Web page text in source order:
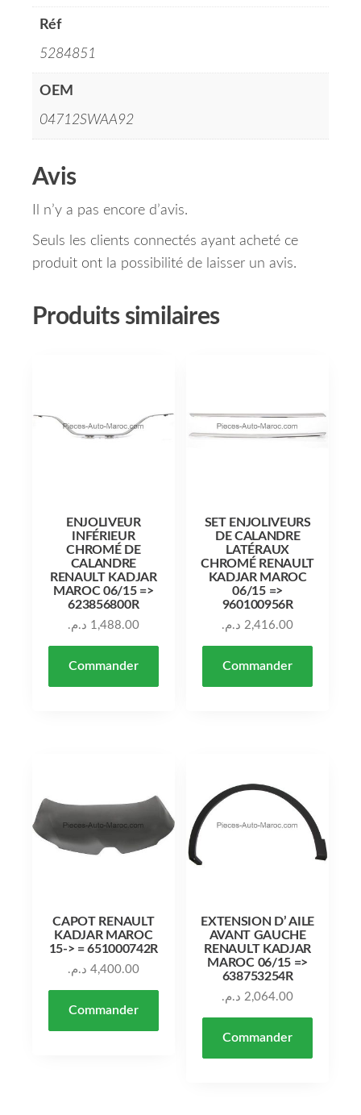
Réf
5284851
OEM
04712SWAA92
Avis
Il n’y a pas encore d’avis.
Seuls les clients connectés ayant acheté ce
produit ont la possibilité de laisser un avis.
Produits similaires
ENJOLIVEUR
INFÉRIEUR
CHROMÉ DE
CALANDRE
RENAULT KADJAR
MAROC 06/15 =>
623856800R
1,488.00 د.م.
Commander
SET ENJOLIVEURS
DE CALANDRE
LATÉRAUX
CHROMÉ RENAULT
KADJAR MAROC
06/15 =>
960100956R
2,416.00 د.م.
Commander
CAPOT RENAULT
KADJAR MAROC
15-> = 651000742R
4,400.00 د.م.
Commander
EXTENSION D’ AILE
AVANT GAUCHE
RENAULT KADJAR
MAROC 06/15 =>
638753254R
2,064.00 د.م.
Commander